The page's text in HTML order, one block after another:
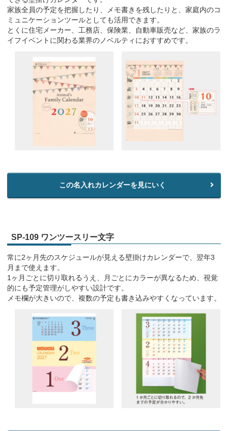
家族全員の予定を把握したり、メモ書きを残したりと、家庭内のコ
ミュニケーションツールとしても活用できます。
とくに住宅メーカー、工務店、保険業、自動車販売など、家族のラ
イフイベントに関わる業界のノベルティにおすすめです。
この名入れカレンダーを見にいく
SP-109 ワンツースリー文字
常に2ヶ月先のスケジュールが見える壁掛けカレンダーで、翌年3
月まで使えます。
1ヶ月ごとに切り取れるうえ、月ごとにカラーが異なるため、視覚
的にも予定管理がしやすい設計です。
メモ欄が大きいので、複数の予定も書き込みやすくなっています。